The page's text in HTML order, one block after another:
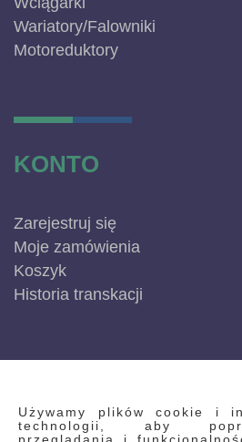
Używamy plików cookie i
technologii, aby
Wariatory/Falowniki
Motoreduktory
KONTO
Zarejestruj się
Moje zamówienia
Koszyk
Historia transkacji
INFORMACJE